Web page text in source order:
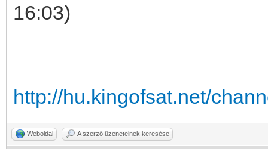
16:03)
http://hu.kingofsat.net/
Weboldal A szerző üzeneteinek keresése